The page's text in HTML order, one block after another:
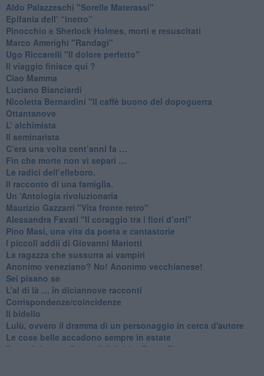
​Aldo Palazzeschi "Sorelle Materassi"
​Epifania dell’ “inetto”
Pinocchio e Sherlock Holmes, morti e resuscitati
​Marco Amerighi "Randagi"
Ugo Riccarelli "Il dolore perfetto"
​Il viaggio finisce qui ?
​Ciao Mamma
​Luciano Bianciardi
​Nicoletta Bernardini "Il caffè buono del dopoguerra
​Ottantanove
​L’ alchimista
Il seminarista
​C’era una volta cent’anni fa …
​Fin che morte non vi separi …
​Le radici dell’elleboro.
​Il racconto di una famiglia.
Un ‘Antologia rivoluzionaria
​Maurizio Gazzarri "Vita fronte retro"
​Alessandra Favati "Il coraggio tra i fiori d’orti"
​Pino Masi, una vita da poeta e cantastorie
​I piccoli addii di Giovanni Mariotti
​La ragazza che sussurra ai vampiri
​Anonimo veneziano? No! Anonimo vecchianese!
​Sei pisano se
​L’al di là … in diciannove racconti
Corrispondenze/coincidenze
Il bidello
Lulù, ovvero il dramma di un personaggio in cerca d'autore
Le cose belle accadono sempre in estate
Roan Johnson, Prove di felicità a Roma Est